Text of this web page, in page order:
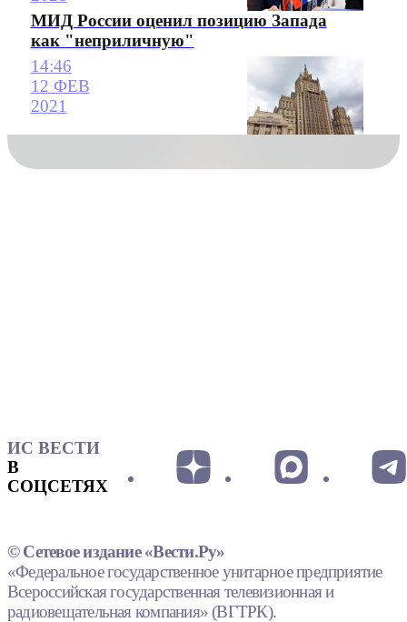
МИД России оценил позицию Запада
как "неприличную"
14:46
12 ФЕВ
2021
ИС ВЕСТИ
В
СОЦСЕТЯХ
© Сетевое издание «Вести.Ру»
«Федеральное государственное унитарное предприятие
Всероссийская государственная телевизионная и
радиовещательная компания» (ВГТРК).